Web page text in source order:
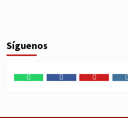
Síguenos